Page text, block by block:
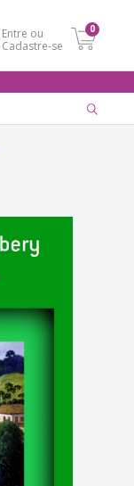
Entre ou
Cadastre-se
0